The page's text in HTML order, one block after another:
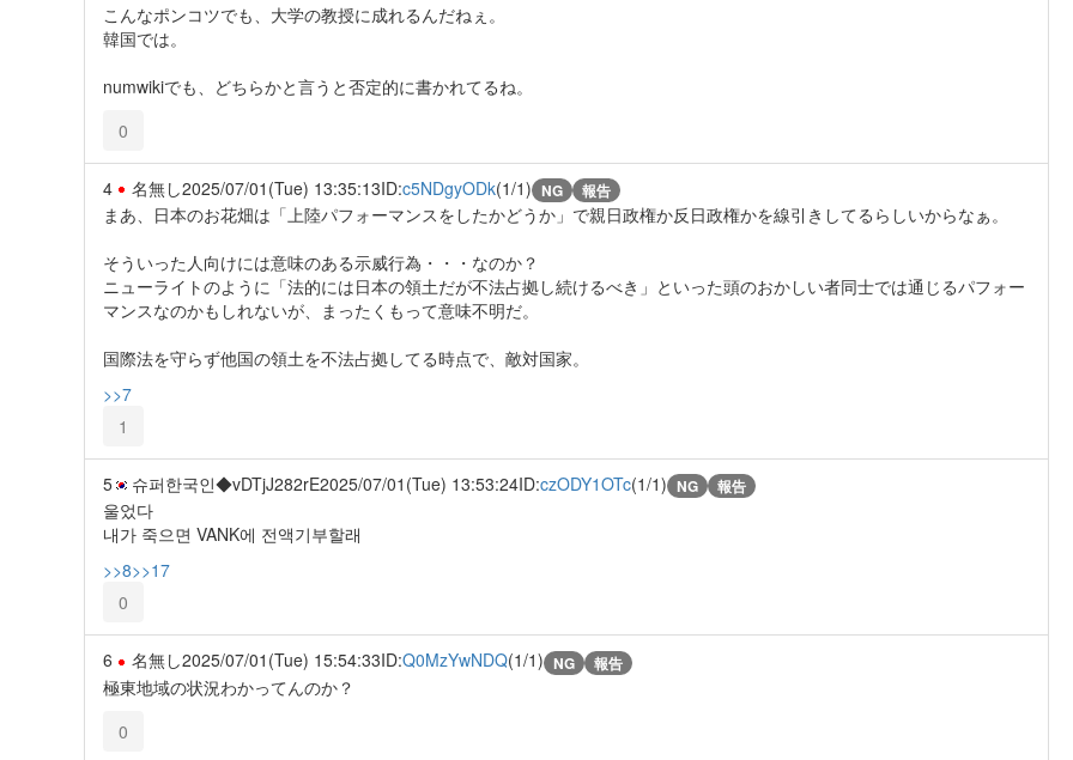
こんなポンコツでも、大学の教授に成れるんだねぇ。
韓国では。
numwikiでも、どちらかと言うと否定的に書かれてるね。
0
4 名無し2025/07/01(Tue) 13:35:13ID:c5NDgyODk(1/1) NG 報告
まあ、日本のお花畑は「上陸パフォーマンスをしたかどうか」で親日政権か反日政権かを線引きしてるらしいからなぁ。
そういった人向けには意味のある示威行為・・・なのか？
ニューライトのように「法的には日本の領土だが不法占拠し続けるべき」といった頭のおかしい者同士では通じるパフォー
マンスなのかもしれないが、まったくもって意味不明だ。
国際法を守らず他国の領土を不法占拠してる時点で、敵対国家。
>>7
1
5 슈퍼한국인◆vDTjJ282rE2025/07/01(Tue) 13:53:24ID:czODY1OTc(1/1) NG 報告
울었다
내가 죽으면 VANK에 전액기부할래
>>8>>17
0
6 名無し2025/07/01(Tue) 15:54:33ID:Q0MzYwNDQ(1/1) NG 報告
極東地域の状況わかってんのか？
0